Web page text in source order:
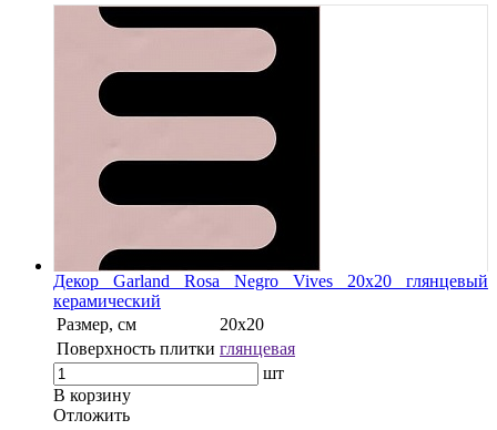
Декор Garland Rosa Negro Vives 20x20 глянцевый
керамический
Размер, см
20x20
Поверхность плитки глянцевая
шт
В корзину
Oтложить